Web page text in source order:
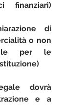
finanziari)
di
o non
per le
dovrà
e a